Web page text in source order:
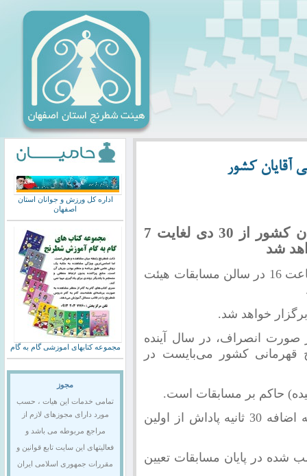
آقایان کشور
مسابقات نهایی شطرنج قهرمانی آقایان کشور از 30 دی لغایت 7
شد
مسابقات از روز سه شنبه 93/10/30 و از ساعت 16 در سالن مسابقات هیئت
انصراف، در سال آینده
قهرمانی کشور می‌بایست در
حاکم بر مسابقات است.
زمان بازی برای هر بازیکن 90 دقیقه به اضافه 30 ثانیه پاداش از اولین
شده در پایان مسابقات تعیین
اداره کل ورزش و جوانان استان
اصفهان
مجموعه کتابهای اموزشی گام به گام
مجوز
تمامی خدمات این هیات ، حسب
مورد دارای مجوزهای لازم از
مراجع مربوطه می باشد و
فعالیتهای این سایت تابع قوانین و
مقررات جمهوری اسلامی ایران